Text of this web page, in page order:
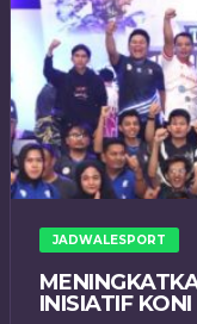
JADWALESPORT
INISIATIF